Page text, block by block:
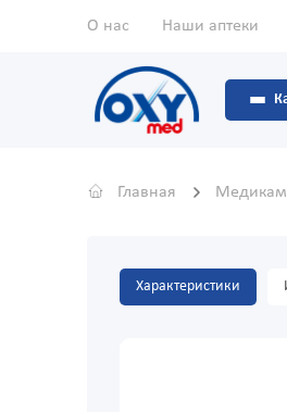
О нас Наши аптеки
Главная
Характеристики